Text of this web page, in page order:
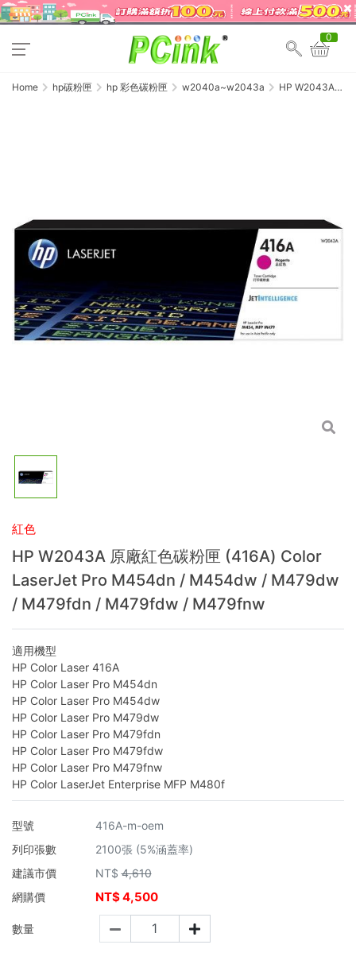
0
Home hp碳粉匣 hp 彩色碳粉匣 w2040a~w2043a
HP W2043A
紅色
HP W2043A 原廠紅色碳粉匣 (416A) Color
LaserJet Pro M454dn / M454dw / M479dw
/ M479fdn / M479fdw / M479fnw
適用機型
HP Color Laser 416A
HP Color Laser Pro M454dn
HP Color Laser Pro M454dw
HP Color Laser Pro M479dw
HP Color Laser Pro M479fdn
HP Color Laser Pro M479fdw
HP Color Laser Pro M479fnw
HP Color LaserJet Enterprise MFP M480f
型號
416A-m-oem
列印張數
2100張 (5%涵蓋率)
建議市價
NT$ 4,610
網購價
NT$4,500
數量